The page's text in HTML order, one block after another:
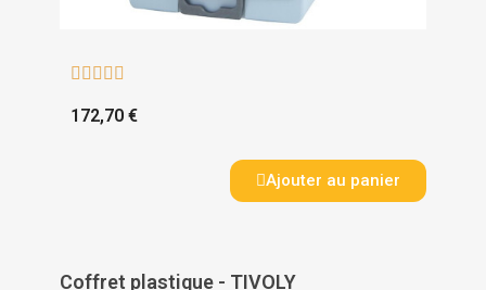
    
172,70 €
Ajouter au panier
Coffret plastique - TIVOLY